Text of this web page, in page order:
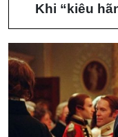
Khi “kiêu